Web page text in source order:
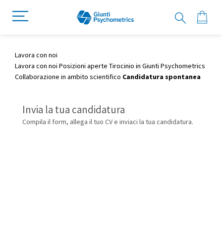
Lavora con noi
Lavora con noi Posizioni aperte Tirocinio in Giunti Psychometrics
Collaborazione in ambito scientifico Candidatura spontanea
Invia la tua candidatura
Compila il form, allega il tuo CV e inviaci la tua candidatura.